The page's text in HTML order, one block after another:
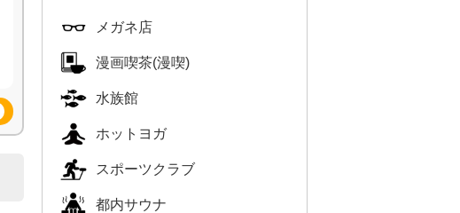
メガネ店
漫画喫茶(漫喫)
水族館
ホットヨガ
スポーツクラブ
都内サウナ